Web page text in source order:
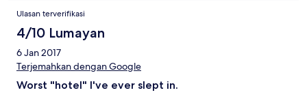
Ulasan terverifikasi
4/10 Lumayan
6 Jan 2017
Terjemahkan dengan Google
Worst "hotel" I've ever slept in.